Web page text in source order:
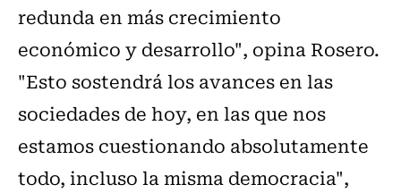
redunda en más crecimiento
económico y desarrollo", opina Rosero.
"Esto sostendrá los avances en las
sociedades de hoy, en las que nos
estamos cuestionando absolutamente
todo, incluso la misma democracia",